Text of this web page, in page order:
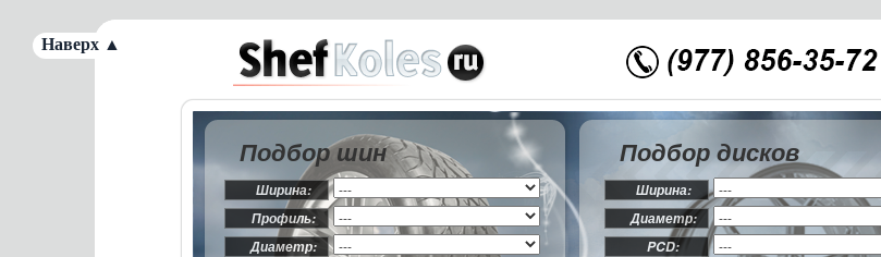
Подбор шин
Ширина:
Профиль:
Диаметр:
Подбор дисков
Ширина:
Диаметр:
PCD:
Наверх ▲